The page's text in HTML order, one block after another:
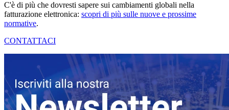
C'è di più che dovresti sapere sui cambiamenti globali nella
fatturazione elettronica: scopri di più sulle nuove e prossime
normative.
CONTATTACI